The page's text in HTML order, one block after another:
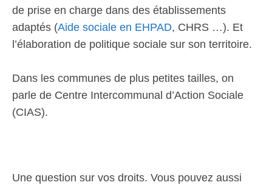
de prise en charge dans des établissements
adaptés (Aide sociale en EHPAD, CHRS …). Et
l’élaboration de politique sociale sur son territoire.
Dans les communes de plus petites tailles, on
parle de Centre Intercommunal d’Action Sociale
(CIAS).
Une question sur vos droits. Vous pouvez aussi